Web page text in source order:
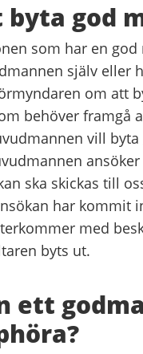
god
som har en
själv eller
om att
behöver framgå
vill
ska skickas till
har kommit
med
byts ut.
ett